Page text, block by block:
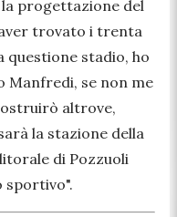
progettazione del
trovato i trenta
stadio, ho
Manfredi, se non me
altrove,
la stazione della
di Pozzuoli
sportivo".